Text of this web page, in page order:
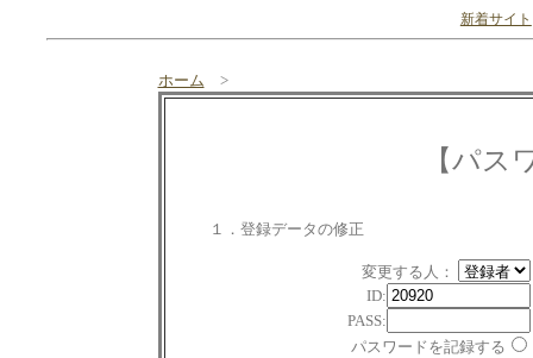
新着サイト
ホーム >
【パス
１．登録データの修正
変更する人：
ID:
PASS:
パスワードを記録する